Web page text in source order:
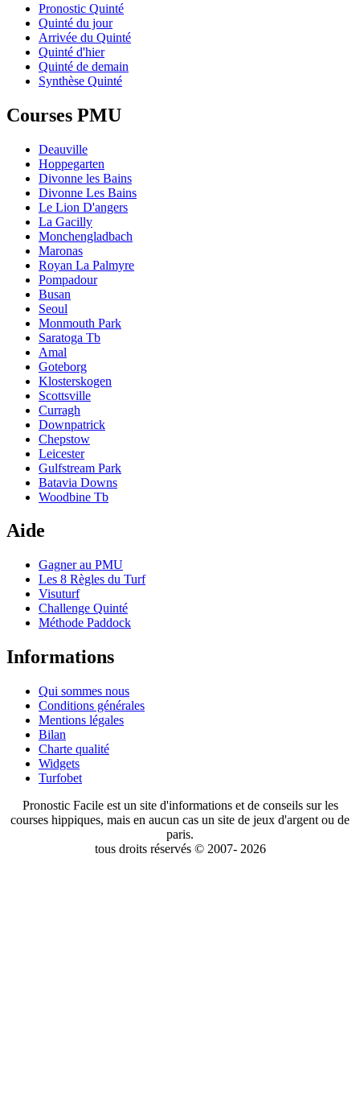
Pronostic Quinté
Quinté du jour
Arrivée du Quinté
Quinté d'hier
Quinté de demain
Synthèse Quinté
Courses PMU
Deauville
Hoppegarten
Divonne les Bains
Divonne Les Bains
Le Lion D'angers
La Gacilly
Monchengladbach
Maronas
Royan La Palmyre
Pompadour
Busan
Seoul
Monmouth Park
Saratoga Tb
Amal
Goteborg
Klosterskogen
Scottsville
Curragh
Downpatrick
Chepstow
Leicester
Gulfstream Park
Batavia Downs
Woodbine Tb
Aide
Gagner au PMU
Les 8 Règles du Turf
Visuturf
Challenge Quinté
Méthode Paddock
Informations
Qui sommes nous
Conditions générales
Mentions légales
Bilan
Charte qualité
Widgets
Turfobet
Pronostic Facile est un site d'informations et de conseils sur les
courses hippiques, mais en aucun cas un site de jeux d'argent ou de
paris.
tous droits réservés © 2007- 2026